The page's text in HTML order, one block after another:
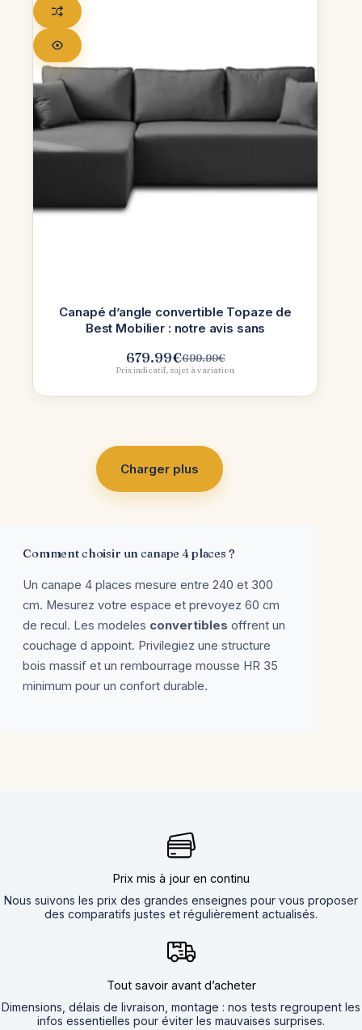
Canapé d’angle convertible Topaze de
Best Mobilier : notre avis sans
699.99€
Le
initial
679.99€
Le
actuel
Prix indicatif, sujet à variation
Charger plus
Comment choisir un canape 4 places ?
Un canape 4 places mesure entre 240 et 300
cm. Mesurez votre espace et prevoyez 60 cm
de recul. Les modeles convertibles offrent un
couchage d appoint. Privilegiez une structure
bois massif et un rembourrage mousse HR 35
minimum pour un confort durable.
Prix mis à jour en continu
Nous suivons les prix des grandes enseignes pour vous proposer
des comparatifs justes et régulièrement actualisés.
Tout savoir avant d’acheter
Dimensions, délais de livraison, montage : nos tests regroupent les
infos essentielles pour éviter les mauvaises surprises.